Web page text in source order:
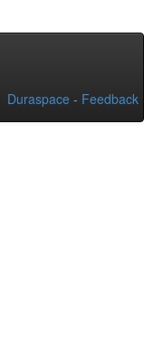
Duraspace - Feedback